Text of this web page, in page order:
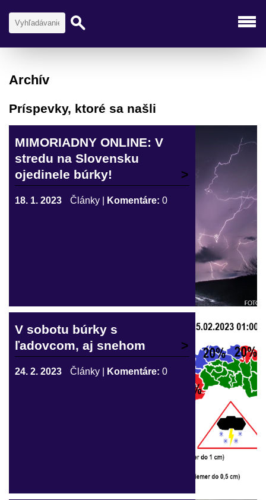
Archív
Príspevky, ktoré sa našli
MIMORIADNY ONLINE: V
stredu na Slovensku
ojedinele búrky!
18. 1. 2023 Články Komentáre: 0
V sobotu búrky s
ľadovcom, aj snehom
24. 2. 2023 Články Komentáre: 0